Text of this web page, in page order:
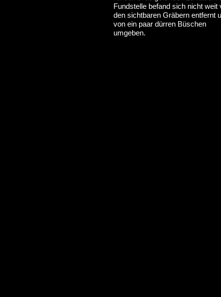
Fundstelle befand sich nicht weit
den sichtbaren Gräbern entfernt
von ein paar dürren Büschen
umgeben.